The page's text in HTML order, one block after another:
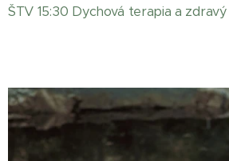
ŠTV 15:30 Dychová terapia a